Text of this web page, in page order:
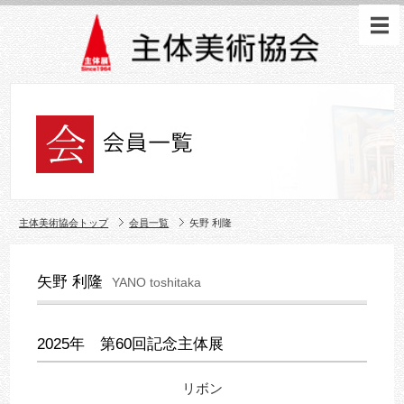
主体美術協会トップ 会員一覧 矢野 利隆
矢野 利隆 YANO toshitaka
2025年 第60回記念主体展
リボン